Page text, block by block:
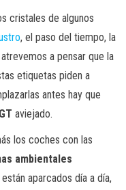
cristales de algunos
, el paso del tiempo, la
a pensar que la
etiquetas piden a
antes hay que
aviejado.
los coches con las
ambientales
aparcados día a día,